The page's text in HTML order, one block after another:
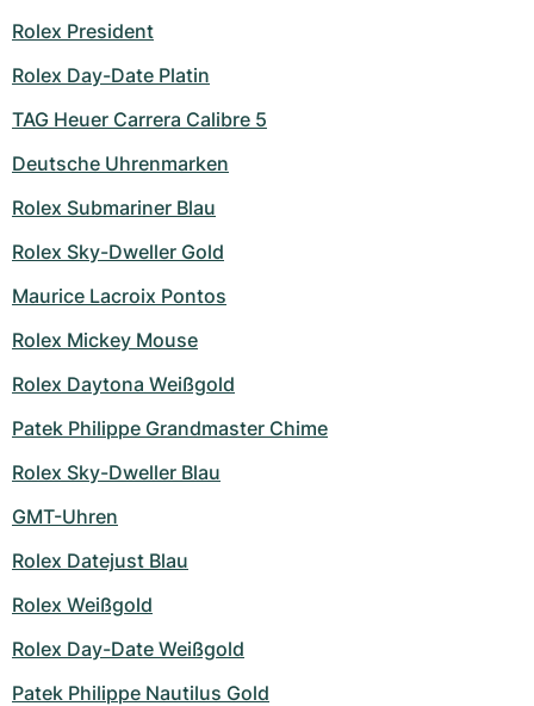
Rolex President
Rolex Day-Date Platin
TAG Heuer Carrera Calibre 5
Deutsche Uhrenmarken
Rolex Submariner Blau
Rolex Sky-Dweller Gold
Maurice Lacroix Pontos
Rolex Mickey Mouse
Rolex Daytona Weißgold
Patek Philippe Grandmaster Chime
Rolex Sky-Dweller Blau
GMT-Uhren
Rolex Datejust Blau
Rolex Weißgold
Rolex Day-Date Weißgold
Patek Philippe Nautilus Gold